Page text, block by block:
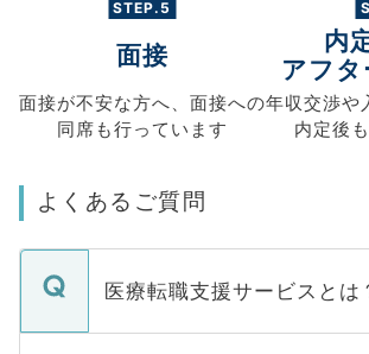
STEP.5
面接
面接が不安な方へ、 面接への
同席も行っています
内
アフ
年収交渉や
内定後
よくあるご質問
医療転職支援サービスとは